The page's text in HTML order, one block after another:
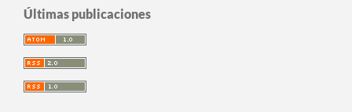
Últimas publicaciones